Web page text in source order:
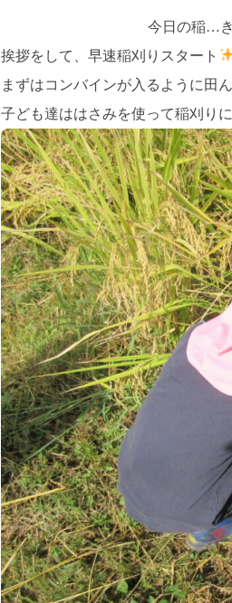
今日の稲…
挨拶をして、早速稲刈りスタート
まずはコンバインが入るように田
子ども達ははさみを使って稲刈り